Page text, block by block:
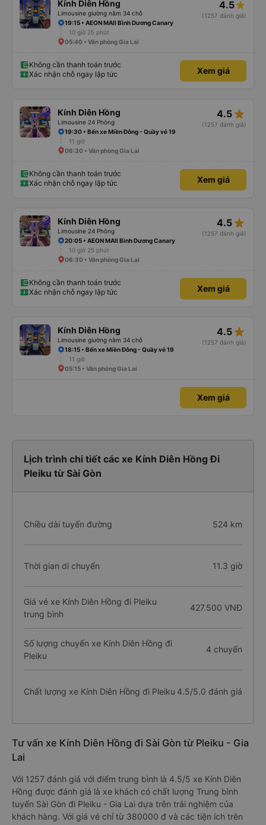
Kính Diên Hồng
Limousine giường nằm 34 chỗ
4.5
(1257 đánh giá)
19:15 • AEON MAll Bình Dương Canary
10 giờ 25 phút
05:40 • Văn phòng Gia Lai
Không cần thanh toán trước
Xác nhận chỗ ngay lập tức
Xem giá
Kính Diên Hồng
Limousine 24 Phòng
4.5 star_rate
(1257 đánh giá)
19:30 • Bến xe Miền Đông - Quầy vé 19
11 giờ
06:30 • Văn phòng Gia Lai
Không cần thanh toán trước
Xác nhận chỗ ngay lập tức
Xem giá
Kính Diên Hồng
Limousine 24 Phòng
4.5 star_rate
(1257 đánh giá)
20:05 • AEON MAll Bình Dương Canary
10 giờ 25 phút
06:30 • Văn phòng Gia Lai
Không cần thanh toán trước
Xác nhận chỗ ngay lập tức
Xem giá
Kính Diên Hồng
Limousine giường nằm 34 chỗ
4.5 star_rate
(1257 đánh giá)
18:15 • Bến xe Miền Đông - Quầy vé 19
11 giờ
05:15 • Văn phòng Gia Lai
Xem giá
Lịch trình chi tiết các xe Kính Diên Hồng Đi
Pleiku từ Sài Gòn
Chiều dài tuyến đường 524 km
Thời gian di chuyển 11.3 giờ
Giá vé xe Kính Diên Hồng đi Pleiku
trung bình
427.500 VNĐ
Số lượng chuyến xe Kính Diên Hồng đi
Pleiku
4 chuyến
Chất lượng xe Kính Diên Hồng đi Pleiku 4.5/5.0 đánh giá
Tư vấn xe Kính Diên Hồng đi Sài Gòn từ Pleiku - Gia
Lai
Với 1257 đánh giá với điểm trung bình là 4.5/5 xe Kính Diên
Hồng được đánh giá là xe khách có chất lượng Trung bình
tuyến Sài Gòn đi Pleiku - Gia Lai dựa trên trải nghiệm của
khách hàng. Với giá vé chỉ từ 380000 đ và các tiện ích trên